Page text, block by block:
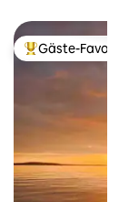
Beliebter Gäste-
Gäste-Favorit